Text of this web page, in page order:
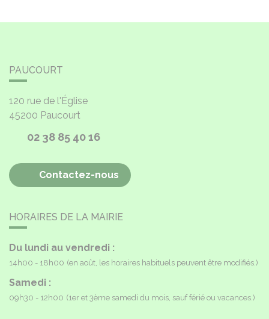
PAUCOURT
120 rue de l'Église
45200 Paucourt
02 38 85 40 16
Contactez-nous
HORAIRES DE LA MAIRIE
Du lundi au vendredi :
14h00 - 18h00 (en août, les horaires habituels peuvent être modifiés.)
Samedi :
09h30 - 12h00 (1er et 3ème samedi du mois, sauf férié ou vacances.)